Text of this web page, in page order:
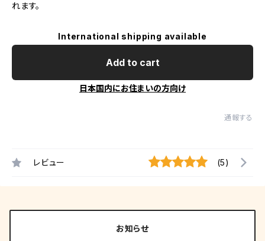
れます。
International shipping available
Add to cart
日本国内にお住まいの方向け
通報する
レビュー (5)
お知らせ